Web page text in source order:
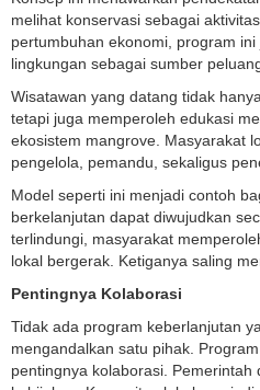
melihat konservasi sebagai
pertumbuhan ekonomi, program
lingkungan sebagai sumber
Wisatawan yang datang tidak
tetapi juga memperoleh edukasi
ekosistem mangrove. Masyarakat
pengelola, pemandu, sekaligus
Model seperti ini menjadi contoh
berkelanjutan dapat diwujudkan
terlindungi, masyarakat
lokal bergerak. Ketiganya saling
Pentingnya Kolaborasi
Tidak ada program keberlanjutan
mengandalkan satu pihak.
pentingnya kolaborasi.